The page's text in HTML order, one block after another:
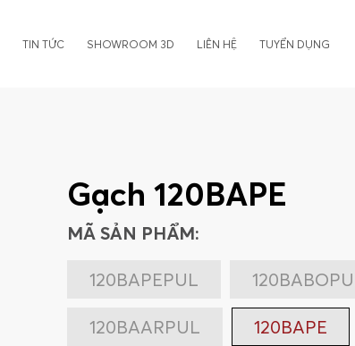
TIN TỨC SHOWROOM 3D LIÊN HỆ TUYỂN DỤNG
Gạch 120BAPE
MÃ SẢN PHẨM:
120BAPEPUL
120BAARPUL 120BAPE